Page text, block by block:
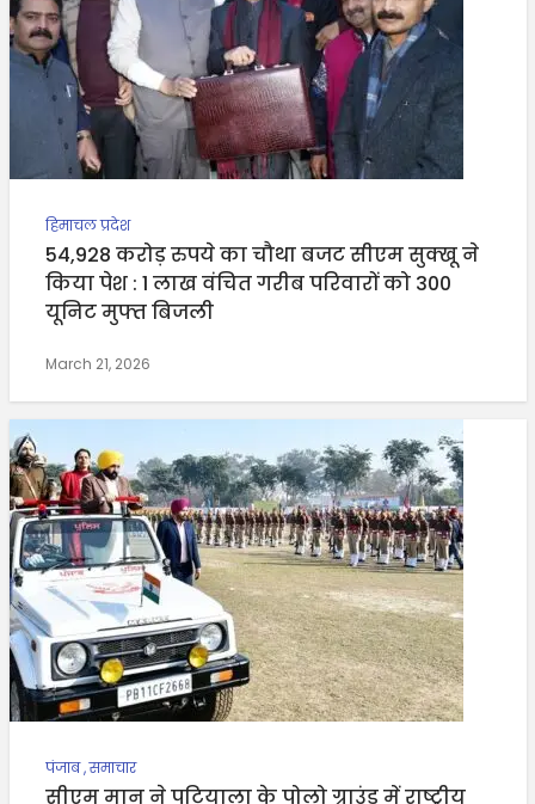
हिमाचल प्रदेश
54,928 करोड़ रुपये का चौथा बजट सीएम सुक्खू ने
किया पेश : 1 लाख वंचित गरीब परिवारों को 300
यूनिट मुफ्त बिजली
March 21, 2026
पंजाब,समाचार
सीएम मान ने पटियाला के पोलो ग्राउंड में राष्ट्रीय